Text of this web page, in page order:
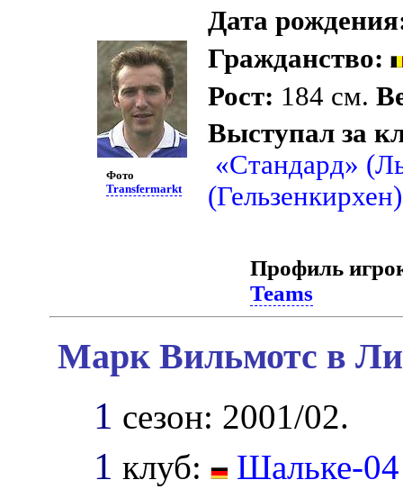
Фото
Transfermarkt
Дата
Гражданство:
Рост: 184 см.
Выступал за
«Стандард»
(Гельзенкирхен)
Профиль
Teams
Марк Вильмотс в
1 сезон: 2001/02.
1 клуб: Шальке-04